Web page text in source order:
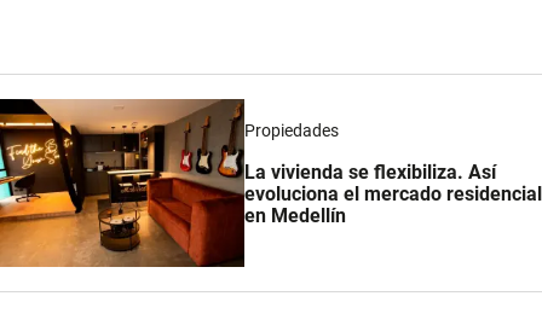
Propiedades
La vivienda se flexibiliza. Así
evoluciona el mercado residencial
en Medellín